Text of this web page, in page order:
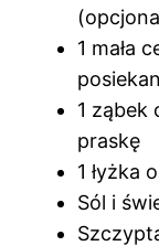
1 mała
1 ząbek
praskę
1 łyżka
Sól i